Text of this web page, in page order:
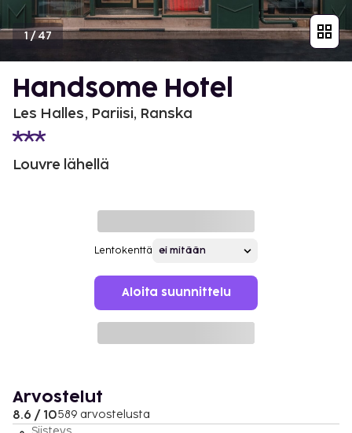
1/47
Handsome Hotel
Les Halles, Pariisi, Ranska
Louvre lähellä
Lentokenttä
Aloita suunnittelu
Arvostelut
8.6 / 10589 arvostelusta